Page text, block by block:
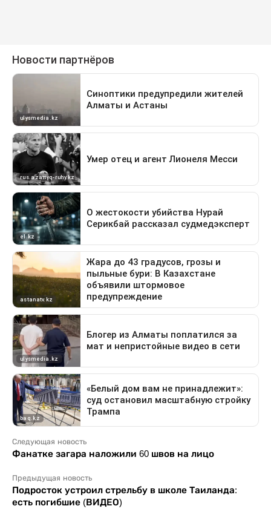
Следующая новость
Фанатке загара наложили 60 швов на лицо
Предыдущая новость
Подросток устроил стрельбу в школе Таиланда:
есть погибшие (ВИДЕО)